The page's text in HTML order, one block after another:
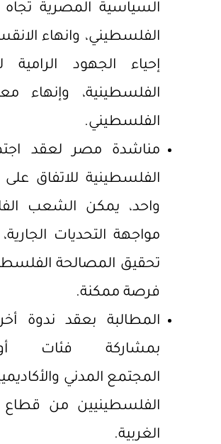
السياسية المصرية
الفلسطيني، وانهاء
إحياء الجهود
الفلسطينية، وإنهاء
الفلسطيني.
مناشدة مصر لعقد
الفلسطينية للاتفاق
واحد، يمكن الشعب
مواجهة التحديات
تحقيق المصالحة
فرصة ممكنة.
المطالبة بعقد ندوة
بمشاركة فئات
المجتمع المدني
الفلسطينيين من
الغربية.